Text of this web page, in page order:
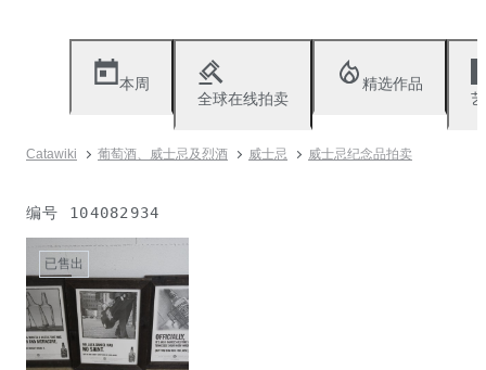
本周
全球在线拍卖
精选作品
Catawiki 葡萄酒、威士忌及烈酒 威士忌 威士忌纪念品拍卖
编号 104082934
已售出